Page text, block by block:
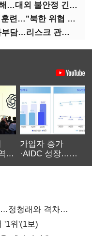
윤 대통령 "국제분쟁 배제 못해…대외 불안정 긴밀대응"
한미일, 해양차단훈련·대해적훈련…"북한 위협 억제"
윤 대통령 "이·팔 사태로 물가부담…리스크 관리 만전 기해야"
대
가입자 증가
·AIDC 성장…
…정청래와 격차
'1위'(1보)